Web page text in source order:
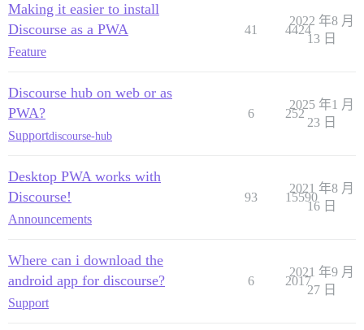
Making it easier to install
Discourse as a PWA
Feature
41 4424
2022 年8 月
13 日
Discourse hub on web or as
PWA?
Supportdiscourse-hub
6 252
2025 年1 月
23 日
Desktop PWA works with
Discourse!
Announcements
93 15590
2021 年8 月
16 日
Where can i download the
android app for discourse?
Support
6 2017
2021 年9 月
27 日